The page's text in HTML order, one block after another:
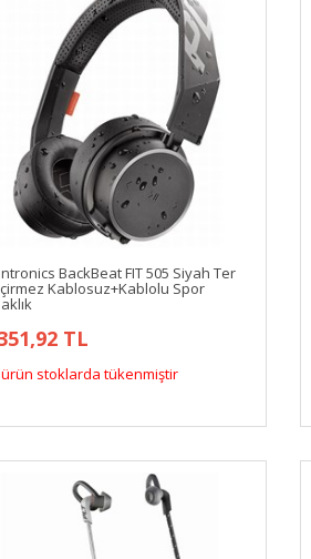
BackBeat FIT 505 Siyah Ter
Kablosuz+Kablolu Spor
TL
stoklarda tükenmiştir